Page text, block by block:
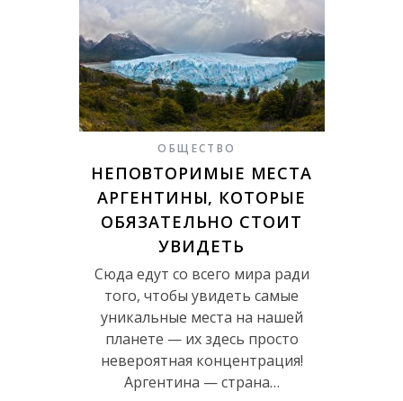
ОБЩЕСТВО
НЕПОВТОРИМЫЕ МЕСТА
АРГЕНТИНЫ, КОТОРЫЕ
ОБЯЗАТЕЛЬНО СТОИТ
УВИДЕТЬ
Сюда едут со всего мира ради
того, чтобы увидеть самые
уникальные места на нашей
планете — их здесь просто
невероятная концентрация!
Аргентина — страна…